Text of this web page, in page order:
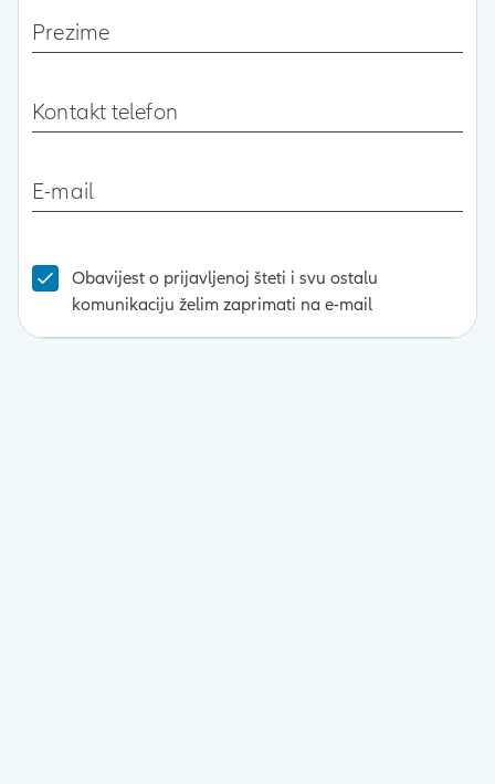
Prezime
Kontakt telefon
E-mail
Obavijest o prijavljenoj šteti i svu ostalu
komunikaciju želim zaprimati na e-mail